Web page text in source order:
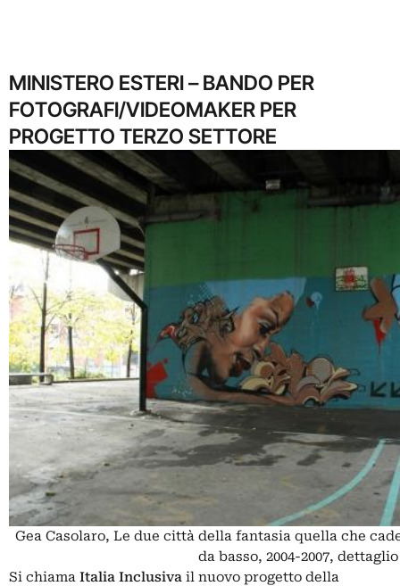
MINISTERO ESTERI – BANDO PER
FOTOGRAFI/VIDEOMAKER PER
PROGETTO TERZO SETTORE
Gea Casolaro, Le due città della fantasia quella che
da basso, 2004-2007, dettaglio
Si chiama Italia Inclusiva il nuovo progetto della